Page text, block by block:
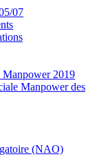
07
Manpower 2019
Manpower des
(NAO)